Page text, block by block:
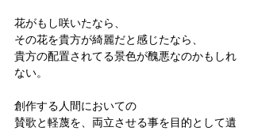
花がもし咲いたなら、
その花を貴方が綺麗だと感じたなら、
貴方の配置されてる景色が醜悪なのかもしれ
ない。
創作する人間においての
賛歌と軽蔑を、両立させる事を目的として遺